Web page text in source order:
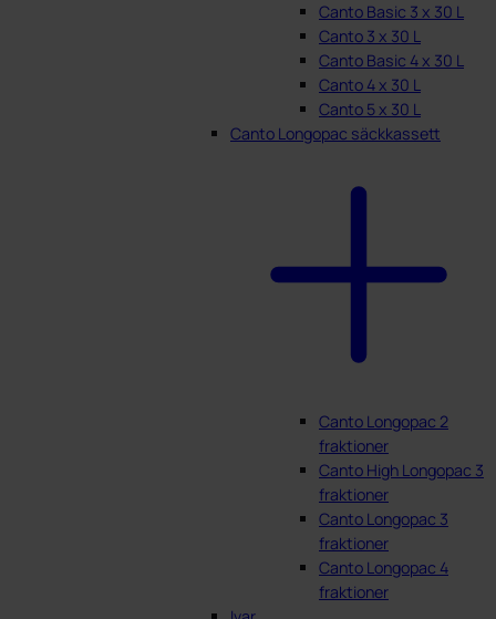
Canto Basic 3 x 30 L
Canto 3 x 30 L
Canto Basic 4 x 30 L
Canto 4 x 30 L
Canto 5 x 30 L
Canto Longopac säckkassett
Canto Longopac 2
fraktioner
Canto High Longopac 3
fraktioner
Canto Longopac 3
fraktioner
Canto Longopac 4
fraktioner